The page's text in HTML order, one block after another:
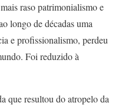
raso patrimonialismo e
longo de décadas uma
e profissionalismo, perdeu
Foi reduzido à
que resultou do atropelo da